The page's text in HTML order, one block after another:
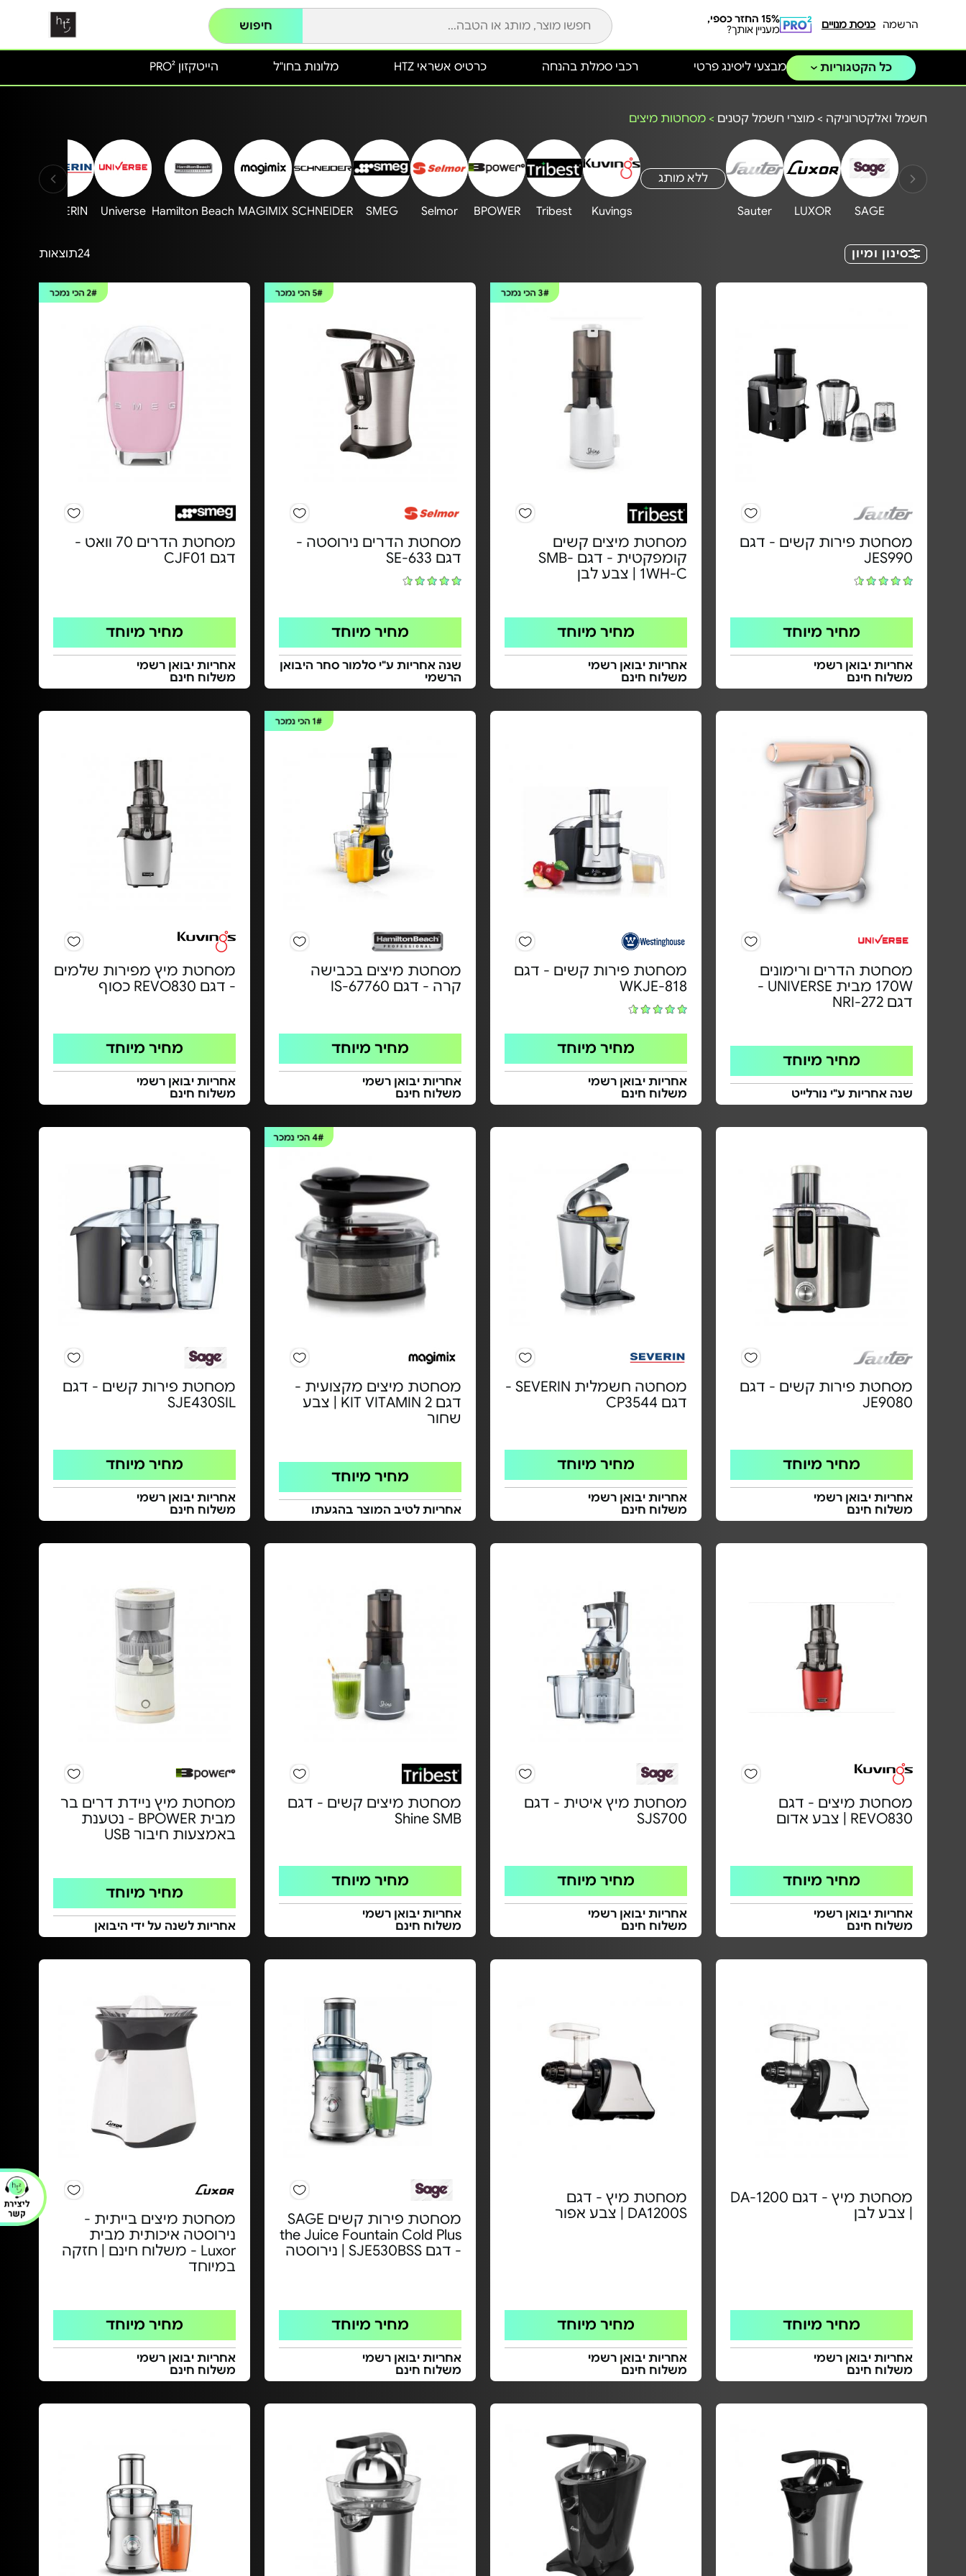
הרשמה כניסת מנויים
15% החזר כספי,
מעניין אותך?
חיפוש
כל הקטגוריות הייטקזון PRO² מלונות בחו"ל כרטיס אשראי HTZ מבצעי ליסינג פרטי רכבי סמלת בהנחה
חשמל ואלקטרוניקה > מוצרי חשמל קטנים > מסחטות מיצים
SAGE
LUXOR
Sauter
ללא מותג
Kuvings
Tribest
BPOWER
Selmor
SMEG
SCHNEIDER
MAGIMIX
Hamilton Beach
Universe
SEVERIN
סינון ומיון 24תוצאות
מסחטת פירות קשים - דגם
JES990
מחיר מיוחד
אחריות יבואן רשמי
משלוח חינם
3#הכי נמכר
מסחטת מיצים קשים
קומפקטית - דגם SMB-
1WH-C | צבע לבן
מחיר מיוחד
אחריות יבואן רשמי
משלוח חינם
5#הכי נמכר
מסחטת הדרים נירוסטה -
דגם SE-633
מחיר מיוחד
שנה אחריות ע"י סלמור סחר היבואן
הרשמי
2#הכי נמכר
מסחטת הדרים 70 וואט -
דגם CJF01
מחיר מיוחד
אחריות יבואן רשמי
משלוח חינם
מסחטת הדרים ורימונים
170W מבית UNIVERSE -
דגם NRI-272
מחיר מיוחד
שנה אחריות ע"י נורלייט
מסחטת פירות קשים - דגם
WKJE-818
מחיר מיוחד
אחריות יבואן רשמי
משלוח חינם
1#הכי נמכר
מסחטת מיצים בכבישה
קרה - דגם 67760-IS
מחיר מיוחד
אחריות יבואן רשמי
משלוח חינם
מסחטת מיץ מפירות שלמים
- דגם REVO830 כסוף
מחיר מיוחד
אחריות יבואן רשמי
משלוח חינם
מסחטת פירות קשים - דגם
JE9080
מחיר מיוחד
אחריות יבואן רשמי
משלוח חינם
מסחטה חשמלית SEVERIN -
דגם CP3544
מחיר מיוחד
אחריות יבואן רשמי
משלוח חינם
4#הכי נמכר
מסחטת מיצים מקצועית -
דגם KIT VITAMIN 2 | צבע
שחור
מחיר מיוחד
אחריות לטיב המוצר בהגעתו
מסחטת פירות קשים - דגם
SJE430SIL
מחיר מיוחד
אחריות יבואן רשמי
משלוח חינם
מסחטת מיצים - דגם
REVO830 | צבע אדום
מחיר מיוחד
אחריות יבואן רשמי
משלוח חינם
מסחטת מיץ איטית - דגם
SJS700
מחיר מיוחד
אחריות יבואן רשמי
משלוח חינם
מסחטת מיצים קשים - דגם
Shine SMB
מחיר מיוחד
אחריות יבואן רשמי
משלוח חינם
מסחטת מיץ ניידת דרים בר
מבית BPOWER - נטענת
באמצעות חיבור USB
מחיר מיוחד
אחריות לשנה על ידי היבואן
מסחטת מיץ - דגם DA-1200
| צבע לבן
מחיר מיוחד
אחריות יבואן רשמי
משלוח חינם
מסחטת מיץ - דגם
DA1200S | צבע אפור
מחיר מיוחד
אחריות יבואן רשמי
משלוח חינם
מסחטת פירות קשים SAGE
the Juice Fountain Cold Plus
- דגם SJE530BSS | נירוסטה
מחיר מיוחד
אחריות יבואן רשמי
משלוח חינם
מסחטת מיצים בייתית -
נירוסטה איכותית מבית
Luxor - משלוח חינם | חזקה
במיוחד
מחיר מיוחד
אחריות יבואן רשמי
משלוח חינם